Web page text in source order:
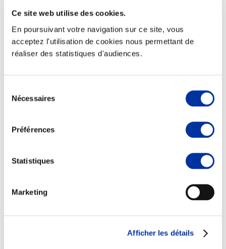
Ce site web utilise des cookies.
En poursuivant votre navigation sur ce site, vous
acceptez l'utilisation de cookies nous permettant de
réaliser des statistiques d'audiences.
Nécessaires
Préférences
Statistiques
Marketing
Afficher les détails
Elevage